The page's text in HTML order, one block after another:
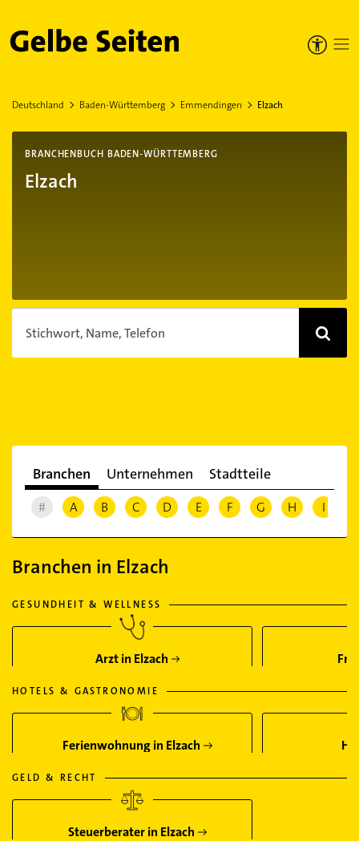
Gelbe Seiten
Deutschland Baden-Württemberg Emmendingen Elzach
BRANCHENBUCH BADEN-WÜRTTEMBERG
Elzach
Stichwort, Name, Telefon
Branchen Unternehmen Stadtteile
# A B C D E F G H I
Branchen in Elzach
GESUNDHEIT & WELLNESS
Arzt in Elzach
HOTELS & GASTRONOMIE
Ferienwohnung in Elzach
GELD & RECHT
Steuerberater in Elzach